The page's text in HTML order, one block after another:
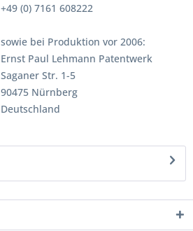
+49 (0) 7161 608222
sowie bei Produktion vor 2006:
Ernst Paul Lehmann Patentwerk
Saganer Str. 1-5
90475 Nürnberg
Deutschland